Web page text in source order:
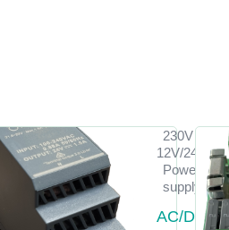
230V -
12V/24V
Power
supply
AC/DC